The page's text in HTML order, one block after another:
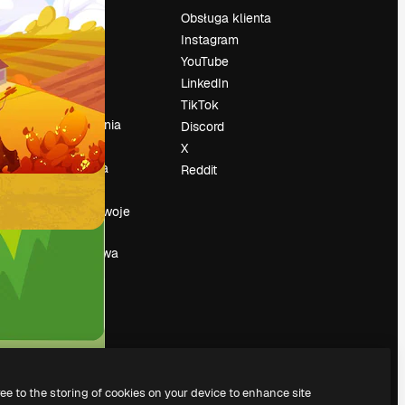
Cennik
O nas
Reviews
Kariera
Trendy
wyszukiwania
Blog
Wydarzenia
Sprzedaj swoje
treści
Sala prasowa
Obsługa klienta
Instagram
YouTube
LinkedIn
TikTok
Discord
X
Reddit
to the storing of cookies on your device to enhance site